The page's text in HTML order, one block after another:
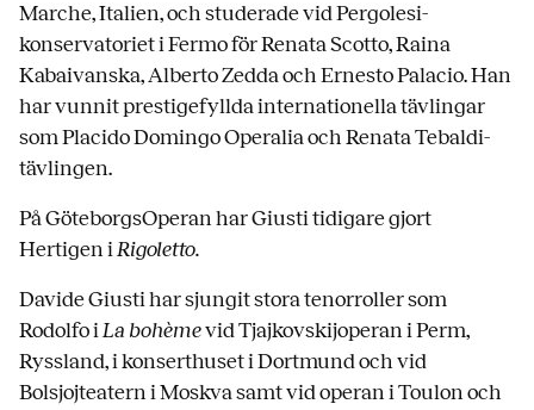
Marche, Italien, och studerade vid Pergolesi-
konservatoriet i Fermo för Renata Scotto, Raina
Kabaivanska, Alberto Zedda och Ernesto Palacio. Han
har vunnit prestigefyllda internationella tävlingar
som Placido Domingo Operalia och Renata Tebaldi-
tävlingen.
På GöteborgsOperan har Giusti tidigare gjort
Hertigen iRigoletto.
Davide Giusti har sjungit stora tenorroller som
Rodolfo iLa bohèmevid Tjajkovskijoperan i Perm,
Ryssland, i konserthuset i Dortmund och vid
Bolsjojteatern i Moskva samt vid operan i Toulon och